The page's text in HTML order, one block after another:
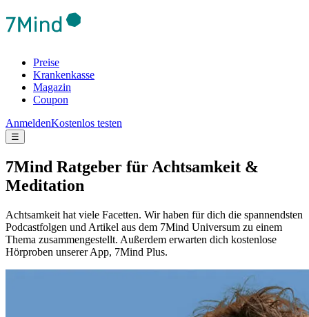
Preise
Krankenkasse
Magazin
Coupon
AnmeldenKostenlos testen
☰
7Mind Ratgeber für Achtsamkeit &
Meditation
Achtsamkeit hat viele Facetten. Wir haben für dich die spannendsten
Podcastfolgen und Artikel aus dem 7Mind Universum zu einem
Thema zusammengestellt. Außerdem erwarten dich kostenlose
Hörproben unserer App, 7Mind Plus.